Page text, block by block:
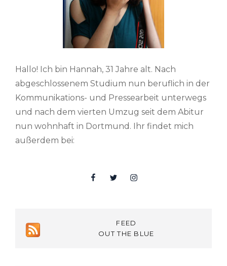
Hallo! Ich bin Hannah, 31 Jahre alt. Nach
abgeschlossenem Studium nun beruflich in der
Kommunikations- und Pressearbeit unterwegs
und nach dem vierten Umzug seit dem Abitur
nun wohnhaft in Dortmund. Ihr findet mich
außerdem bei:
FacebookTwitterInsta
FEED
OUT THE BLUE